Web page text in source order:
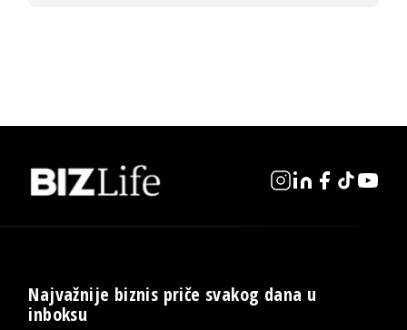
Najvažnije biznis priče svakog dana u
inboksu